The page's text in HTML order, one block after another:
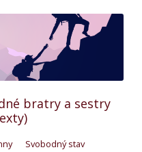
bratry a sestry
Svobodný stav